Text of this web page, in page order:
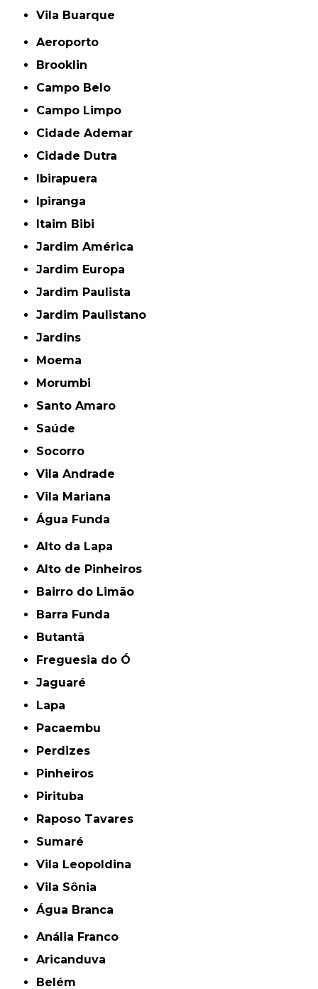
Vila Buarque
Aeroporto
Brooklin
Campo Belo
Campo Limpo
Cidade Ademar
Cidade Dutra
Ibirapuera
Ipiranga
Itaim Bibi
Jardim América
Jardim Europa
Jardim Paulista
Jardim Paulistano
Jardins
Moema
Morumbi
Santo Amaro
Saúde
Socorro
Vila Andrade
Vila Mariana
Água Funda
Alto da Lapa
Alto de Pinheiros
Bairro do Limão
Barra Funda
Butantã
Freguesia do Ó
Jaguaré
Lapa
Pacaembu
Perdizes
Pinheiros
Pirituba
Raposo Tavares
Sumaré
Vila Leopoldina
Vila Sônia
Água Branca
Anália Franco
Aricanduva
Belém